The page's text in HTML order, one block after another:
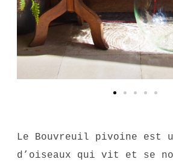
Le Bouvreuil pivoine est
d’oiseaux qui vit et se